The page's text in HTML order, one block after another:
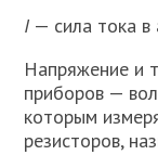
I — сила тока в
Напряжение и
приборов —
которым
резисторов,